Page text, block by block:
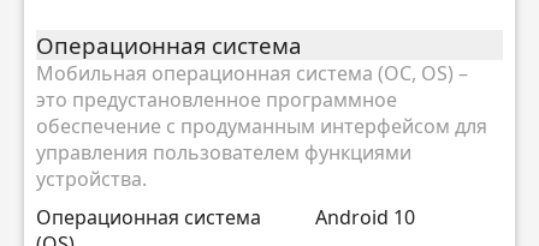
Oперационная система
Мобильная операционная система (ОС, OS) –
это предустановленное программное
обеспечение с продуманным интерфейсом для
управления пользователем функциями
устройства.
Oперационная система
Android 10